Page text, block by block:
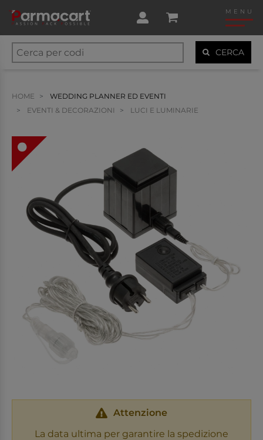
MENU
CERCA
HOME
WEDDING PLANNER ED EVENTI
EVENTI & DECORAZIONI
LUCI E LUMINARIE
Attenzione
La data ultima per garantire la spedizione